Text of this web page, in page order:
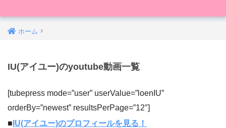
ホーム
IU(アイユー)のyoutube動画一覧
[tubepress mode=”user” userValue=”loenIU”
orderBy=”newest” resultsPerPage=”12″]
■ IU(アイユー)のプロフィールを見る！